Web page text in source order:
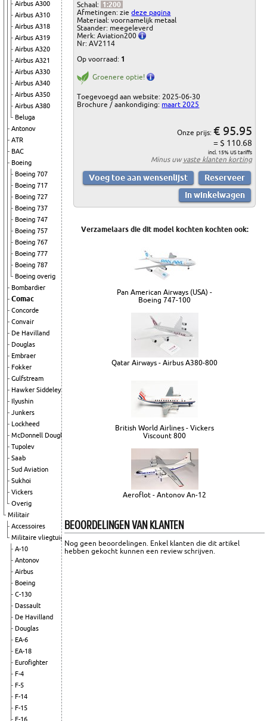
Airbus A300
Airbus A310
Airbus A318
Airbus A319
Airbus A320
Airbus A321
Airbus A330
Airbus A340
Airbus A350
Airbus A380
Beluga
Antonov
ATR
BAC
Boeing
Boeing 707
Boeing 717
Boeing 727
Boeing 737
Boeing 747
Boeing 757
Boeing 767
Boeing 777
Boeing 787
Boeing overig
Bombardier
Comac
Concorde
Convair
De Havilland
Douglas
Embraer
Fokker
Gulfstream
Hawker Siddeley
Ilyushin
Junkers
Lockheed
McDonnell Douglas
Tupolev
Saab
Sud Aviation
Sukhoi
Vickers
Overig
Militair
Accessoires
Militaire vliegtuigen
A-10
Antonov
Airbus
Boeing
C-130
Dassault
De Havilland
Douglas
EA-6
EA-18
Eurofighter
F-4
F-5
F-14
F-15
F-16
Schaal: 1:200
Afmetingen: ziedeze pagina
Materiaal: voornamelijk metaal
Staander: meegeleverd
Merk: Aviation200
Nr: AV2114
Op voorraad: 1
Groenere optie!
Toegevoegd aan website: 2025-06-30
Brochure / aankondiging: maart 2025
Onze prijs: € 95.95
= $ 110.68
incl. 15% US tariffs
Minus uwvaste klanten korting
Verzamelaars die dit model kochten kochten ook:
Pan American Airways (USA) -
Boeing 747-100
Qatar Airways - Airbus A380-800
British World Airlines - Vickers
Viscount 800
Aeroflot - Antonov An-12
BEOORDELINGEN VAN KLANTEN
Nog geen beoordelingen. Enkel klanten die dit artikel
hebben gekocht kunnen een review schrijven.